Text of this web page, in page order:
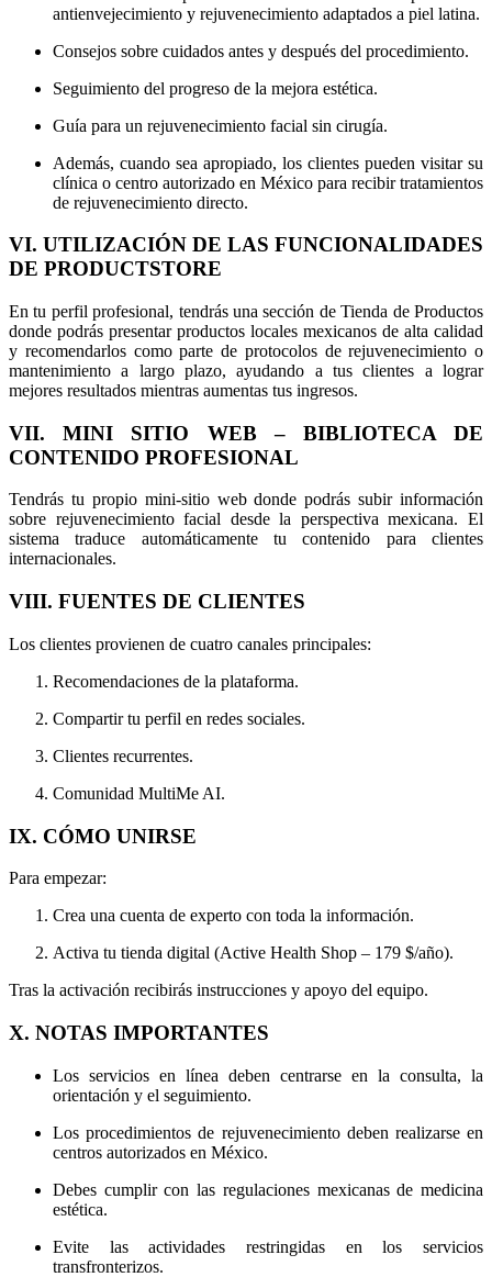
antienvejecimiento y rejuvenecimiento adaptados a piel latina.
Consejos sobre cuidados antes y después del procedimiento.
Seguimiento del progreso de la mejora estética.
Guía para un rejuvenecimiento facial sin cirugía.
Además, cuando sea apropiado, los clientes pueden visitar su
clínica o centro autorizado en México para recibir tratamientos
de rejuvenecimiento directo.
VI. UTILIZACIÓN DE LAS FUNCIONALIDADES
DE PRODUCTSTORE
En tu perfil profesional, tendrás una sección de Tienda de Productos
donde podrás presentar productos locales mexicanos de alta calidad
y recomendarlos como parte de protocolos de rejuvenecimiento o
mantenimiento a largo plazo, ayudando a tus clientes a lograr
mejores resultados mientras aumentas tus ingresos.
VII. MINI SITIO WEB – BIBLIOTECA DE
CONTENIDO PROFESIONAL
Tendrás tu propio mini-sitio web donde podrás subir información
sobre rejuvenecimiento facial desde la perspectiva mexicana. El
sistema traduce automáticamente tu contenido para clientes
internacionales.
VIII. FUENTES DE CLIENTES
Los clientes provienen de cuatro canales principales:
Recomendaciones de la plataforma.
Compartir tu perfil en redes sociales.
Clientes recurrentes.
Comunidad MultiMe AI.
IX. CÓMO UNIRSE
Para empezar:
Crea una cuenta de experto con toda la información.
Activa tu tienda digital (Active Health Shop – 179 $/año).
Tras la activación recibirás instrucciones y apoyo del equipo.
X. NOTAS IMPORTANTES
Los servicios en línea deben centrarse en la consulta, la
orientación y el seguimiento.
Los procedimientos de rejuvenecimiento deben realizarse en
centros autorizados en México.
Debes cumplir con las regulaciones mexicanas de medicina
estética.
Evite las actividades restringidas en los servicios
transfronterizos.